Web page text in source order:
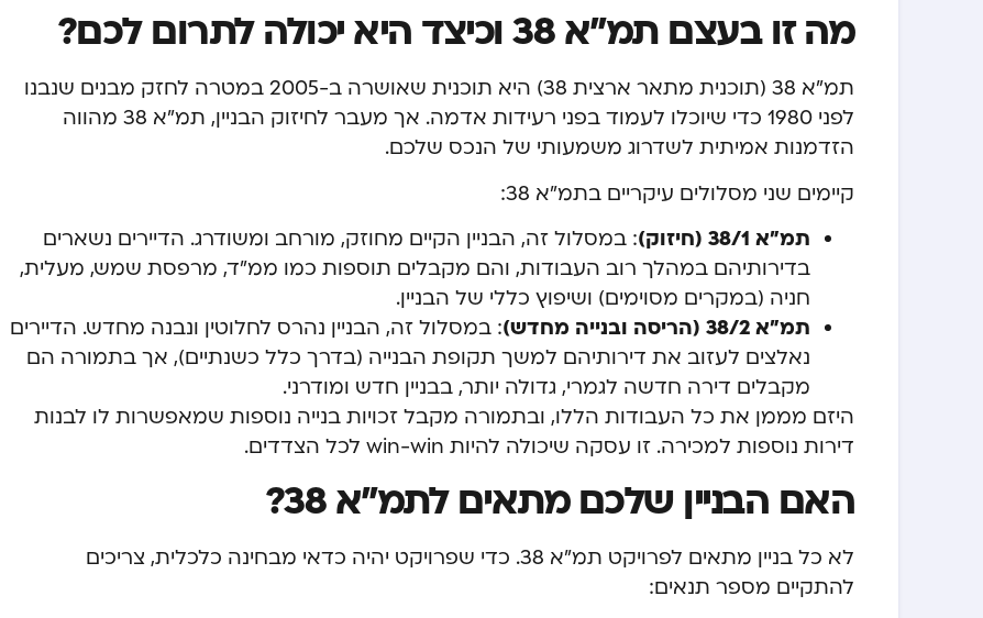
מה זו בעצם תמ”א 38 וכיצד היא יכולה לתרום לכם?
תמ”א 38 (תוכנית מתאר ארצית 38) היא תוכנית שאושרה ב-2005 במטרה לחזק מבנים שנבנו
לפני 1980 כדי שיוכלו לעמוד בפני רעידות אדמה. אך מעבר לחיזוק הבניין, תמ”א 38 מהווה
הזדמנות אמיתית לשדרוג משמעותי של הנכס שלכם.
קיימים שני מסלולים עיקריים בתמ”א 38:
תמ”א 38/1 (חיזוק)
: במסלול זה, הבניין הקיים מחוזק, מורחב ומשודרג. הדיירים נשארים
בדירותיהם במהלך רוב העבודות, והם מקבלים תוספות כמו ממ”ד, מרפסת שמש, מעלית,
חניה (במקרים מסוימים) ושיפוץ כללי של הבניין.
תמ”א 38/2 (הריסה ובנייה מחדש)
: במסלול זה, הבניין נהרס לחלוטין ונבנה מחדש. הדיירים
נאלצים לעזוב את דירותיהם למשך תקופת הבנייה (בדרך כלל כשנתיים), אך בתמורה הם
מקבלים דירה חדשה לגמרי, גדולה יותר, בבניין חדש ומודרני.
היזם מממן את כל העבודות הללו, ובתמורה מקבל זכויות בנייה נוספות שמאפשרות לו לבנות
דירות נוספות למכירה. זו עסקה שיכולה להיות win-win לכל הצדדים.
האם הבניין שלכם מתאים לתמ”א 38?
לא כל בניין מתאים לפרויקט תמ”א 38. כדי שפרויקט יהיה כדאי מבחינה כלכלית, צריכים
להתקיים מספר תנאים: